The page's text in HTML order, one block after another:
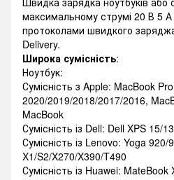
максимальному струмі 20 В 5 А
протоколами швидкого
Delivery.
Широка сумісність:
Ноутбук:
Сумісність з Apple: MacBook Pro
2020/2019/2018/2017/2016,
MacBook
Сумісність із Dell: Dell XPS 15/13
Сумісність із Lenovo: Yoga
X1/S2/X270/X390/T490
Сумісність із Huawei: